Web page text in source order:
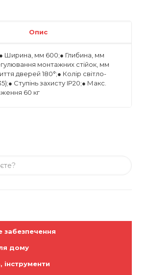
Опис
Ширина, мм 600;● Глибина, мм
монтажних стійок, мм
дверей 180°;● Колір світло-
Ступінь захисту IP20;● Макс.
60 кг
забезпечення
дому
інструменти